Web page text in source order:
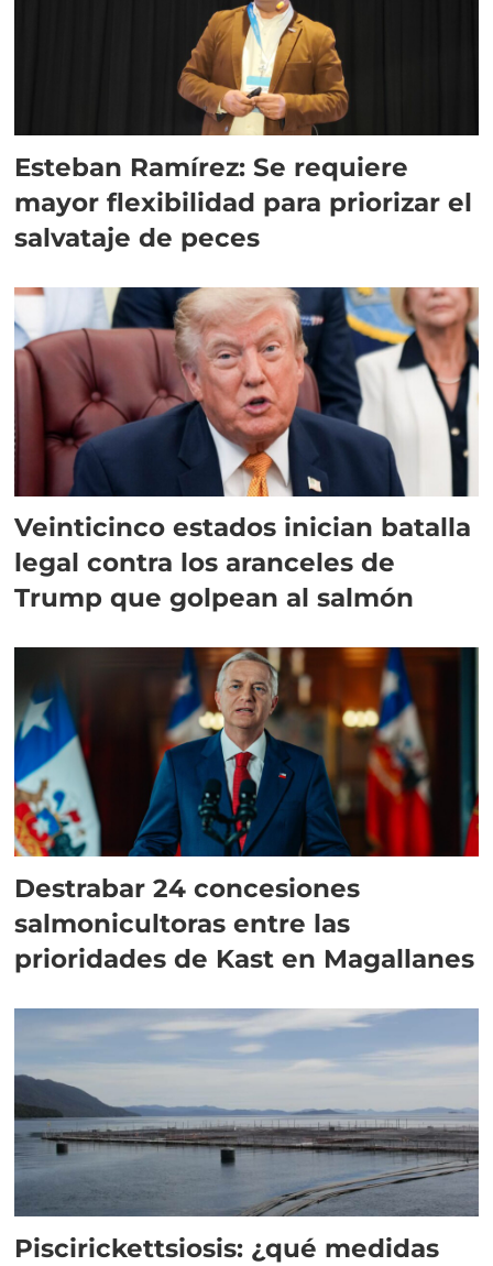
Esteban Ramírez: Se requiere
mayor flexibilidad para priorizar el
salvataje de peces
Veinticinco estados inician batalla
legal contra los aranceles de
Trump que golpean al salmón
Destrabar 24 concesiones
salmonicultoras entre las
prioridades de Kast en Magallanes
Piscirickettsiosis: ¿qué medidas